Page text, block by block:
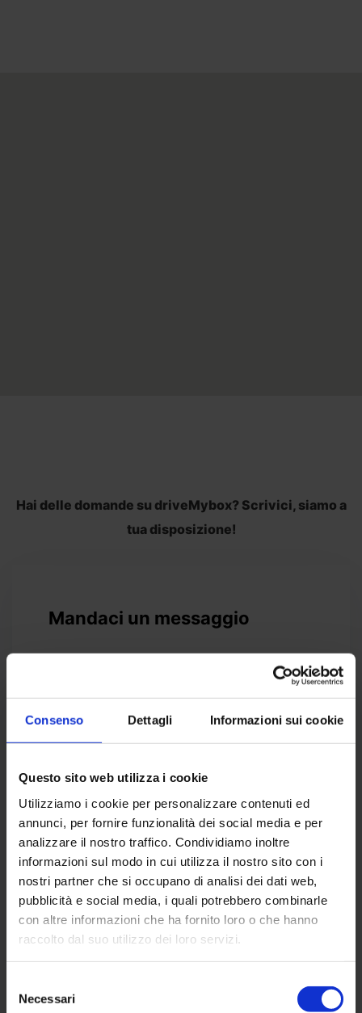
Consenso Dettagli Informazioni sui cookie
Questo sito web utilizza i cookie
Utilizziamo i cookie per personalizzare contenuti ed
annunci, per fornire funzionalità dei social media e per
analizzare il nostro traffico. Condividiamo inoltre
informazioni sul modo in cui utilizza il nostro sito con i
nostri partner che si occupano di analisi dei dati web,
pubblicità e social media, i quali potrebbero combinarle
con altre informazioni che ha fornito loro o che hanno
raccolto dal suo utilizzo dei loro servizi.
delNecessari
Hai delle domande su driveMybox? Scrivici, siamo a
tua disposizione!
Mandaci un messaggio
COGNOME*
AZIENDA*
EMAIL*